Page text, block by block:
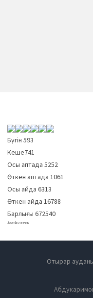
Бүгін 593
Кеше741
Осы аптада 5252
Өткен аптада 1061
Осы айда 6313
Өткен айда 16788
Барлығы 672540
Joomla счетчик
Отырар